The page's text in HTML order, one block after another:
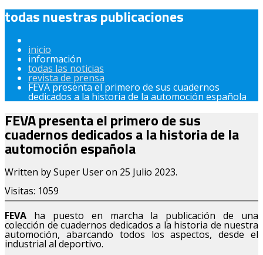
todas nuestras publicaciones
inicio
información
todas las noticias
revista de prensa
FEVA presenta el primero de sus cuadernos
dedicados a la historia de la automoción española
FEVA presenta el primero de sus
cuadernos dedicados a la historia de la
automoción española
Written by Super User on 25 Julio 2023.
Visitas: 1059
FEVA ha puesto en marcha la publicación de una
colección de cuadernos dedicados a la historia de nuestra
automoción, abarcando todos los aspectos, desde el
industrial al deportivo.